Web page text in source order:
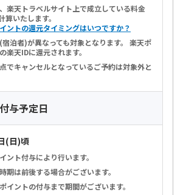
楽天トラベルサイト上で成立している料金
いたします。
ントの還元タイミングはいつですか？
泊者)が異なっても対象となります。 楽天ポ
楽天IDに還元されます。
でキャンセルとなっているご予約は対象外と
与予定日
(日)頃
ント付与により行います。
期は前後する場合がございます。
イントの付与まで期間がございます。